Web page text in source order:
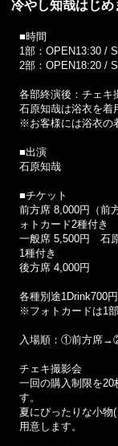
冷やし知哉はじめ
■時間
1部：
2部：
各部終演後：チ
石原知哉は浴衣
※お客様には浴衣の
■出演
石原知哉
■チケット​​
前方席 8,000円（前
ォトカード2種
一般席 5,500円 石
1種付き
後方席 4,000円
各種別途1Drink700円
※フォトカードは1
入場順：①前方席
チェキ撮影会
一回の購入制限を20
す。
夏にぴったりな小物
用意します。